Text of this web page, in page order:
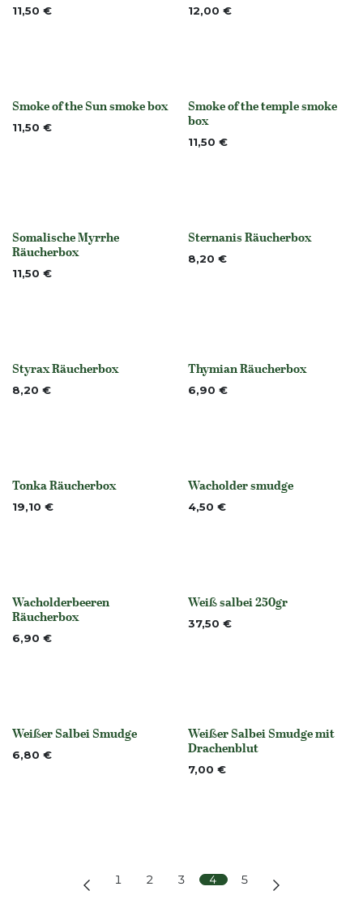
11,50 € 12,00 €
None
Smoke of the Sun smoke box
11,50 € None
Smoke of the temple smoke
box
11,50 €
None
Somalische Myrrhe
Räucherbox
11,50 €
None
Sternanis Räucherbox
8,20 €
None
Styrax Räucherbox
8,20 € None
Thymian Räucherbox
6,90 €
None
Tonka Räucherbox
19,10 € None
Wacholder smudge
4,50 €
None
Wacholderbeeren
Räucherbox
6,90 € Nicht vorrättig
Weiß salbei 250gr
37,50 €
None
Weißer Salbei Smudge
6,80 € None
Weißer Salbei Smudge mit
Drachenblut
7,00 €
1 2 3 4 5